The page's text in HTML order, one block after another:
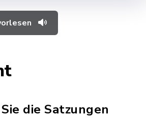
die Satzungen